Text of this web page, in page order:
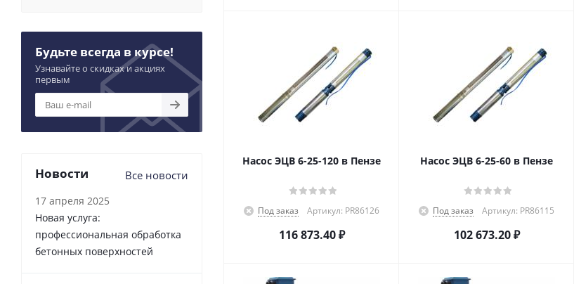
Насос ЭЦВ 6-25-120 в Пензе
Под заказ Артикул: PR86126
116 873.40₽
Насос ЭЦВ 6-25-60 в Пензе
Под заказ Артикул: PR86115
102 673.20₽
Будьте всегда в курсе!
Узнавайте о скидках и акциях
первым
Новости Все новости
17 апреля 2025
Новая услуга:
профессиональная обработка
бетонных поверхностей